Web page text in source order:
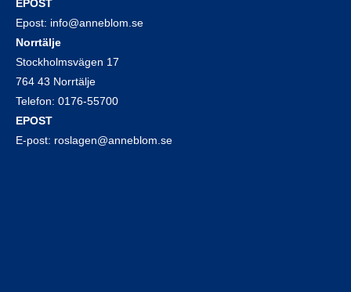
EPOST
Epost: info@anneblom.se
Norrtälje
Stockholmsvägen 17
764 43 Norrtälje
Telefon: 0176-55700
EPOST
E-post: roslagen@anneblom.se